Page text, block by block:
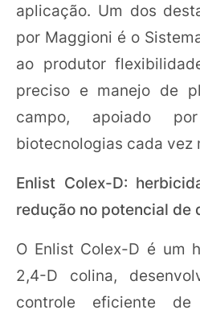
aplicação. Um dos
por Maggioni é o
ao produtor
preciso e manejo de
campo, apoiado
biotecnologias cada vez
Enlist Colex-D:
redução no potencial de
O Enlist Colex-D é um
2,4-D colina,
controle eficiente de